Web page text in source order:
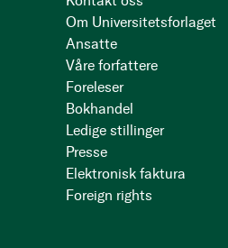
Om Universitetsforlaget
Ansatte
Våre forfattere
Foreleser
Bokhandel
Ledige stillinger
Presse
Elektronisk faktura
Foreign rights